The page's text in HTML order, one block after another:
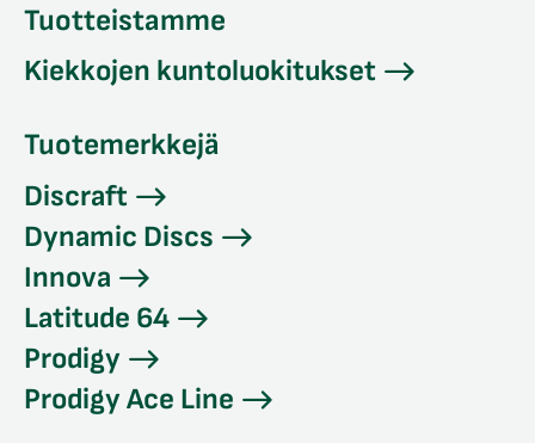
Tuotteistamme
Kiekkojen kuntoluokitukset
Tuotemerkkejä
Discraft
Dynamic Discs
Innova
Latitude 64
Prodigy
Prodigy Ace Line